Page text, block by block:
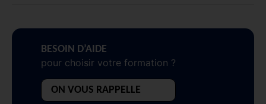
BESOIN D’AIDE
pour choisir votre formation ?
ON VOUS RAPPELLE